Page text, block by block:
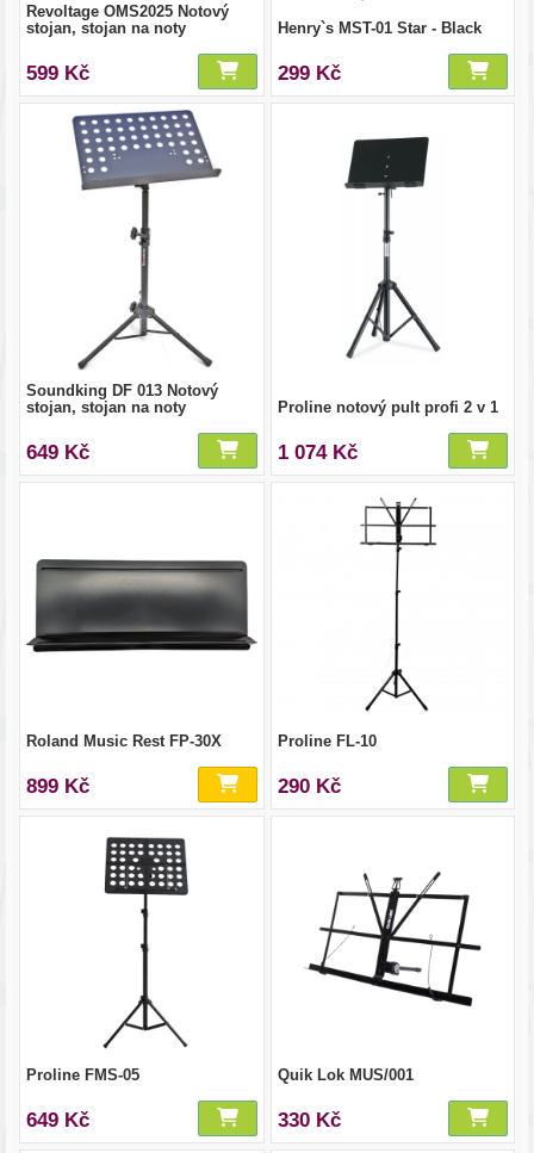
Revoltage OMS2025 Notový
stojan, stojan na noty
599 Kč
Henry`s MST-01 Star - Black
299 Kč
Soundking DF 013 Notový
stojan, stojan na noty
649 Kč
Proline notový pult profi 2 v 1
1 074 Kč
Roland Music Rest FP-30X
899 Kč
Proline FL-10
290 Kč
Proline FMS-05
649 Kč
Quik Lok MUS/001
330 Kč